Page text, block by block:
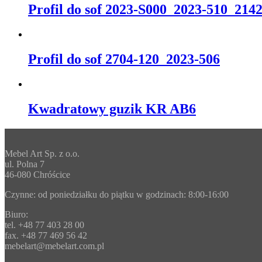
Profil do sof 2023-S000_2023-
Profil do sof 2704-120_2023-506
Kwadratowy guzik KR AB6
Mebel Art Sp. z o.o.
ul. Polna 7
46-080 Chróścice
Czynne: od poniedziałku do piątku w godzinach: 8:00-16:00
Biuro:
tel. +48 77 403 28 00
fax. +48 77 469 56 42
mebelart@mebelart.com.pl